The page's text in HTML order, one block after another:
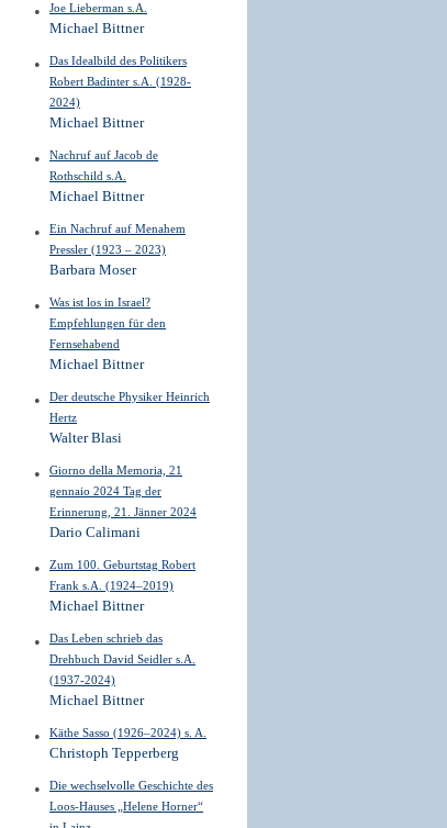
Joe Lieberman s.A.
Michael Bittner
Das Idealbild des Politikers
Robert Badinter s.A. (1928-
2024)
Michael Bittner
Nachruf auf Jacob de
Rothschild s.A.
Michael Bittner
Ein Nachruf auf Menahem
Pressler (1923 – 2023)
Barbara Moser
Was ist los in Israel?
Empfehlungen für den
Fernsehabend
Michael Bittner
Der deutsche Physiker Heinrich
Hertz
Walter Blasi
Giorno della Memoria, 21
gennaio 2024 Tag der
Erinnerung, 21. Jänner 2024
Dario Calimani
Zum 100. Geburtstag Robert
Frank s.A. (1924–2019)
Michael Bittner
Das Leben schrieb das
Drehbuch David Seidler s.A.
(1937-2024)
Michael Bittner
Käthe Sasso (1926–2024) s. A.
Christoph Tepperberg
Die wechselvolle Geschichte des
Loos-Hauses „Helene Horner“